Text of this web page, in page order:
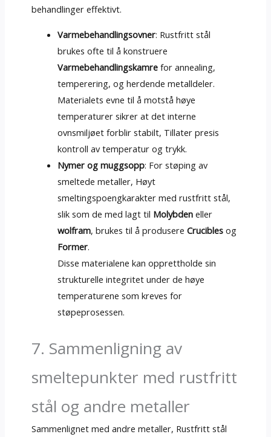
behandlinger effektivt.
Varmebehandlingsovner: Rustfritt stål
brukes ofte til å konstruere
Varmebehandlingskamre for annealing,
temperering, og herdende metalldeler.
Materialets evne til å motstå høye
temperaturer sikrer at det interne
ovnsmiljøet forblir stabilt, Tillater presis
kontroll av temperatur og trykk.
Nymer og muggsopp: For støping av
smeltede metaller, Høyt
smeltingspoengkarakter med rustfritt stål,
slik som de med lagt til Molybden eller
wolfram, brukes til å produsereCrucibles og
Former.
Disse materialene kan opprettholde sin
strukturelle integritet under de høye
temperaturene som kreves for
støpeprosessen.
7. Sammenligning av
smeltepunkter med rustfritt
stål og andre metaller
Sammenlignet med andre metaller, Rustfritt stål